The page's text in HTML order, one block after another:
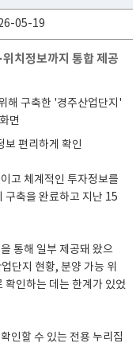
05-19
치정보까지 통합 제공
편리하게 확인
고 체계적인 투자정보를
구축을 완료하고 지난 15
통해 일부 제공돼 왔으
단지 현황, 분양 가능 위
확인하는 데는 한계가 있었
인할 수 있는 전용 누리집